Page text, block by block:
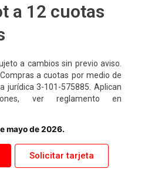
a 12 cuotas
a cambios sin previo aviso.
a cuotas por medio de
jurídica 3-101-575885. Aplican
ver reglamento en
mayo de 2026.
Solicitar tarjeta